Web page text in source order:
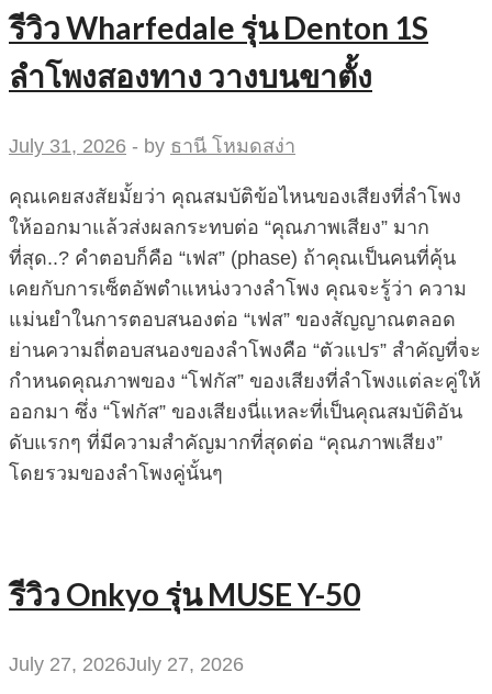
รีวิว Wharfedale รุ่น Denton 1S
ลำโพงสองทาง วางบนขาตั้ง
July 31, 2026 - by ธานี โหมดสง่า
คุณเคยสงสัยมั้ยว่า คุณสมบัติข้อไหนของเสียงที่ลำโพง
ให้ออกมาแล้วส่งผลกระทบต่อ “คุณภาพเสียง” มาก
ที่สุด..? คำตอบก็คือ “เฟส” (phase) ถ้าคุณเป็นคนที่คุ้น
เคยกับการเซ็ตอัพตำแหน่งวางลำโพง คุณจะรู้ว่า ความ
แม่นยำในการตอบสนองต่อ “เฟส” ของสัญญาณตลอด
ย่านความถี่ตอบสนองของลำโพงคือ “ตัวแปร” สำคัญที่จะ
กำหนดคุณภาพของ “โฟกัส” ของเสียงที่ลำโพงแต่ละคู่ให้
ออกมา ซึ่ง “โฟกัส” ของเสียงนี่แหละที่เป็นคุณสมบัติอัน
ดับแรกๆ ที่มีความสำคัญมากที่สุดต่อ “คุณภาพเสียง”
โดยรวมของลำโพงคู่นั้นๆ
รีวิว Onkyo รุ่น MUSE Y-50
July 27, 2026July 27, 2026